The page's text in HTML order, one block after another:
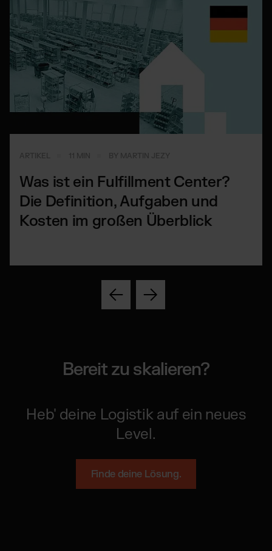
Was ist ein Fulfillment Center?
Die Definition, Aufgaben und
Kosten im großen Überblick
Bereit zu skalieren?
Heb' deine Logistik auf ein neues
Level.
Finde deine Lösung.